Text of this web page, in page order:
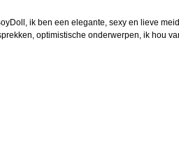
ik ben een elegante, sexy en lieve
optimistische onderwerpen, ik hou